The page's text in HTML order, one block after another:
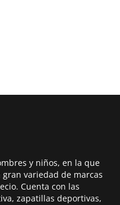
y niños, en la que
variedad de marcas
Cuenta con las
zapatillas deportivas,